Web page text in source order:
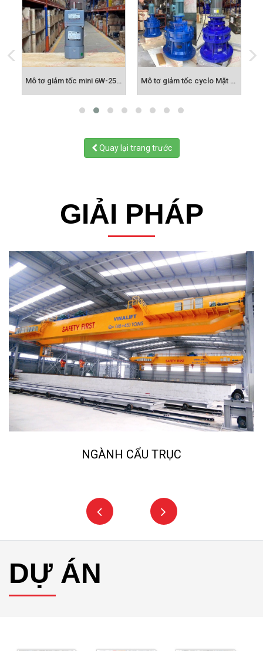
Mô tơ giảm tốc mini 6W-250W Mô tơ giảm tốc cyclo Mặt Bích
Quay lại trang trước
GIẢI PHÁP
NGÀNH NGHIỀN ĐÁ, CÁT NHÂN
DỰ ÁN